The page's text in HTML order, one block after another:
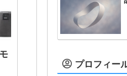
プロフィー